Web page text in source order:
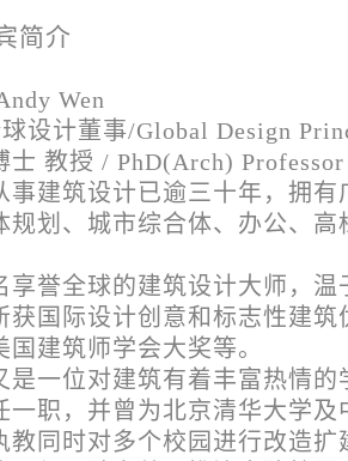
简介
Wen
设计董事/Global Design
士 教授 / PhD(Arch) Professor
事建筑设计已逾三十年，拥
规划、城市综合体、办公、
享誉全球的建筑设计大师，
获国际设计创意和标志性建
国建筑师学会大奖等。
是一位对建筑有着丰富热情
一职，并曾为北京清华大学
教同时对多个校园进行改造